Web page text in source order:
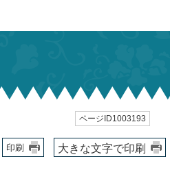
ページID1003193
印刷 大きな文字で印刷